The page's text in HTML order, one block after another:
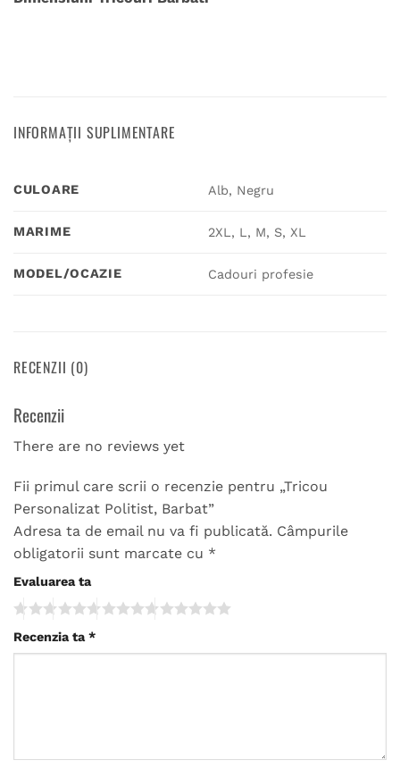
INFORMAȚII SUPLIMENTARE
CULOARE Alb, Negru
MARIME 2XL, L, M, S, XL
MODEL/OCAZIE Cadouri profesie
RECENZII (0)
Recenzii
There are no reviews yet
Fii primul care scrii o recenzie pentru „Tricou
Personalizat Politist, Barbat”
Adresa ta de email nu va fi publicată. Câmpurile
obligatorii sunt marcate cu *
Evaluarea ta
Recenzia ta *